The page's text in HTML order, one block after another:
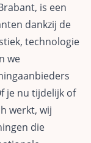
is een
dankzij de
technologie
we
je nu tijdelijk of
werkt, wij
die